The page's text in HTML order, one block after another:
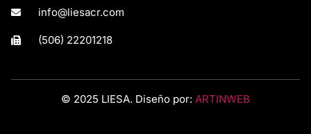
info@liesacr.com
(506) 22201218
© 2025 LIESA. Diseño por: ARTINWEB